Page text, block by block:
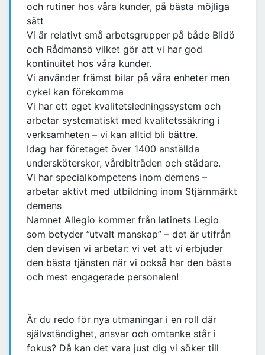
och rutiner hos våra kunder, på bästa möjliga
sätt
Vi är relativt små arbetsgrupper på både Blidö
och Rådmansö vilket gör att vi har god
kontinuitet hos våra kunder.
Vi använder främst bilar på våra enheter men
cykel kan förekomma
Vi har ett eget kvalitetsledningssystem och
arbetar systematiskt med kvalitetssäkring i
verksamheten – vi kan alltid bli bättre.
Idag har företaget över 1400 anställda
undersköterskor, vårdbiträden och städare.
Vi har specialkompetens inom demens –
arbetar aktivt med utbildning inom Stjärnmärkt
demens
Namnet Allegio kommer från latinets Legio
som betyder ”utvalt manskap” – det är utifrån
den devisen vi arbetar: vi vet att vi erbjuder
den bästa tjänsten när vi också har den bästa
och mest engagerade personalen!
Är du redo för nya utmaningar i en roll där
självständighet, ansvar och omtanke står i
fokus? Då kan det vara just dig vi söker till